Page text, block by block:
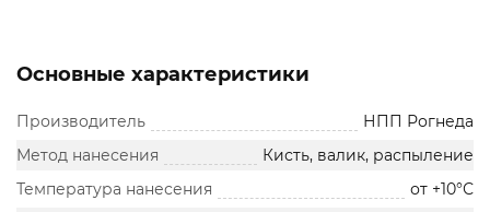
Основные характеристики
Производитель
НПП Рогнеда
Метод нанесения
Кисть, валик, распыление
Температура нанесения
от +10°С